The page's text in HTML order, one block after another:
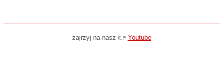
zajrzyj na nasz 👉 Youtube